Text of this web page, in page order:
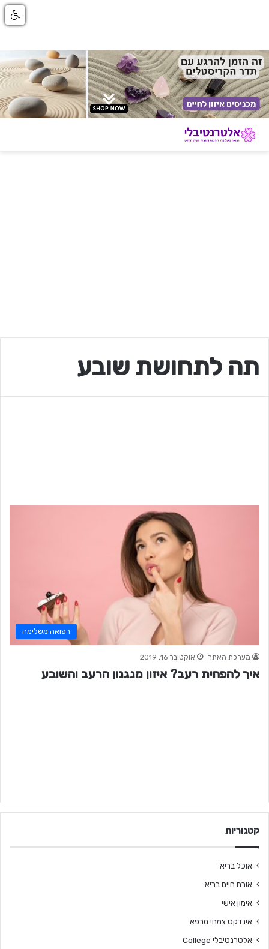
תה לתחושת שובע
רפואה משלימה
מערכת האתר אוקטובר 16, 2019
איך להפחית רעב? איזון מנגנון הרעב והשובע
קטגוריות
אוכל בריא
אורח חיים בריא
אימון אישי
אינדקס צמחי מרפא
אלטרנטיבלי College